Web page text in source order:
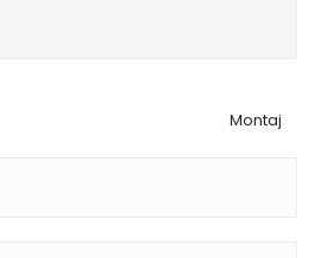
Montaj